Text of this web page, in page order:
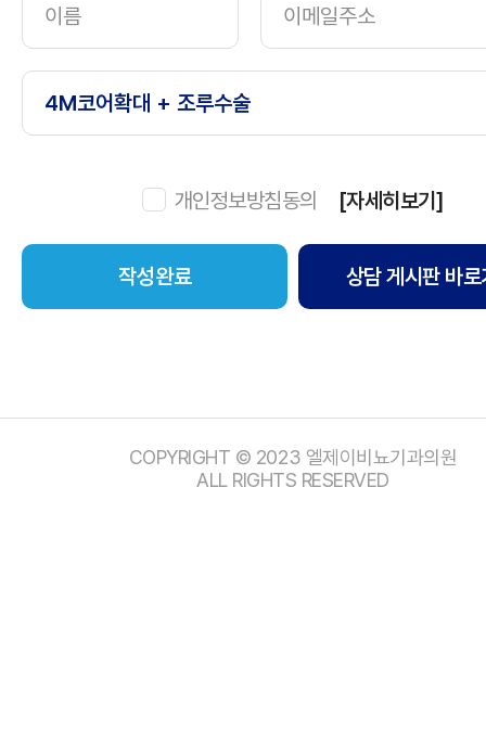
개인정보방침동의 [자세히보기]
상담 게시판 바
COPYRIGHT © 2023 엘제이비뇨기과의원
ALL RIGHTS RESERVED